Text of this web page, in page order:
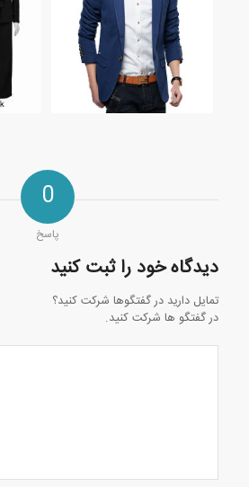
0
پاسخ
دیدگاه خود را ثبت کنید
تمایل دارید در گفتگوها شرکت کنید؟
در گفتگو ها شرکت کنید.